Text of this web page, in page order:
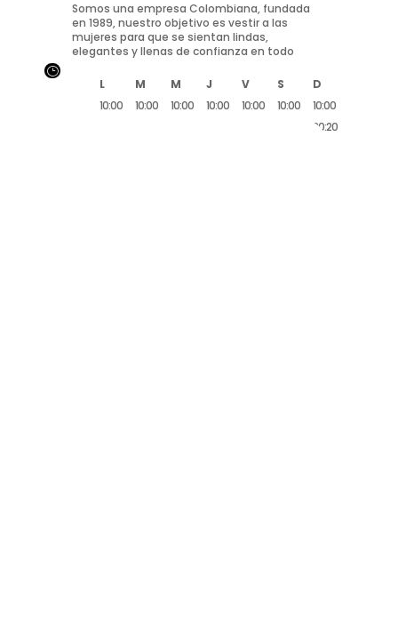
Somos una empresa Colombiana, fundada
en 1989, nuestro objetivo es vestir a las
mujeres para que se sientan lindas,
elegantes y llenas de confianza en todo
L M M J V S
D
10:00
10:00
10:00
10:00
10:00
10:00
10:00
20:20
}